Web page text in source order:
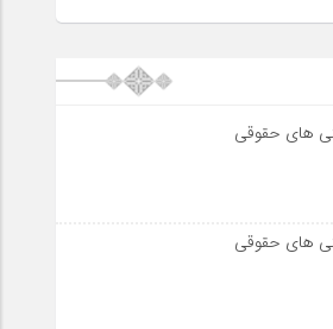
های حقوقی
های حقوقی